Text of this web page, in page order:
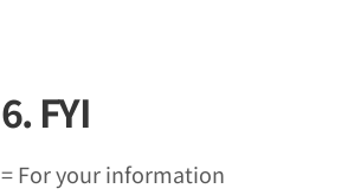
6. FYI
= For your information